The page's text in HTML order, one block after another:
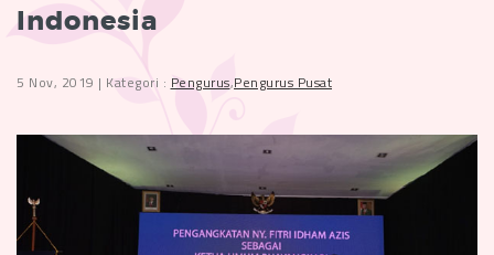
Indonesia
5 Nov, 2019 | Kategori : Pengurus,Pengurus Pusat